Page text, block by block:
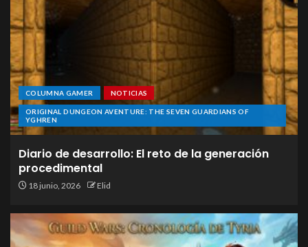
COLUMNA GAMER NOTICIAS
ORIGINAL DUNGEON AVENTURE: THE SEVEN GUARDIANS OF
YGHREN
Diario de desarrollo: El reto de la generación
procedimental
18 junio, 2026 Elid